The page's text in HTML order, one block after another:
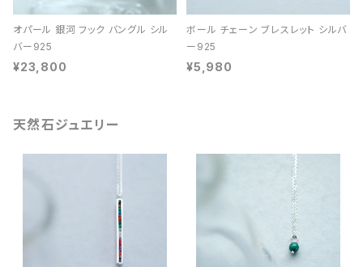
オパール 銀河 フック バングル シル
バー925
¥23,800
ボール チェーン ブレスレット シルバ
ー925
¥5,980
天然石ジュエリー